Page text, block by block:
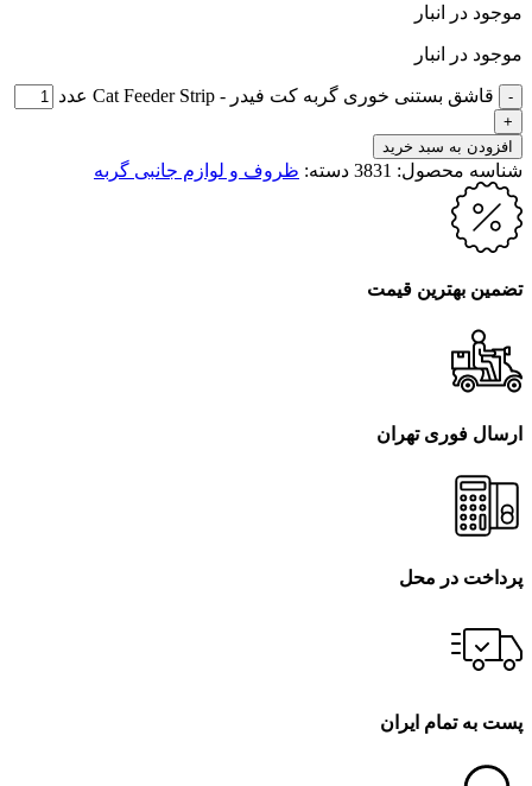
موجود در انبار
موجود در انبار
قاشق بستنی خوری گربه کت فیدر - Cat Feeder Strip عدد
افزودن به سبد خرید
شناسه محصول: 3831 دسته: ظروف و لوازم جانبی گربه
تضمین بهترین قیمت
ارسال فوری تهران
پرداخت در محل
پست به تمام ایران